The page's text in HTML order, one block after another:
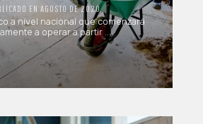
EN AGOSTO DE 2020
a nivel nacional que comenzará
a operar a partir ...